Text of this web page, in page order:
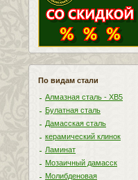
По видам стали
Алмазная сталь - ХВ5
Булатная сталь
Дамасская сталь
керамический клинок
Ламинат
Мозаичный дамасск
Молибденовая